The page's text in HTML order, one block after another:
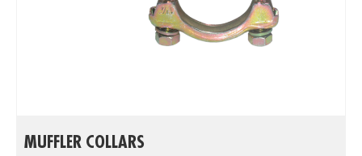
MUFFLER COLLARS